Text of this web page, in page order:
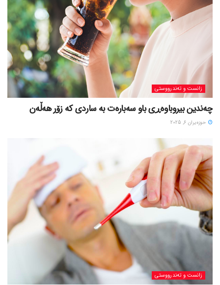
زانست و تەندرووستی
چەندین بیروباوەڕی باو سەبارەت بە ساردی کە زۆر هەڵەن
حوزه‌یران 6, 2025
زانست و تەندرووستی